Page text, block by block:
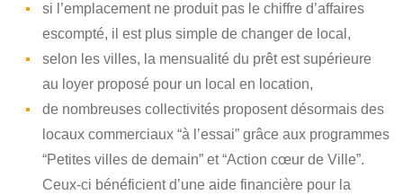
si l’emplacement ne produit pas le chiffre d’affaires
escompté, il est plus simple de changer de local,
selon les villes, la mensualité du prêt est supérieure
au loyer proposé pour un local en location,
de nombreuses collectivités proposent désormais des
locaux commerciaux “à l’essai” grâce aux programmes
“Petites villes de demain” et “Action cœur de Ville”.
Ceux-ci bénéficient d’une aide financière pour la